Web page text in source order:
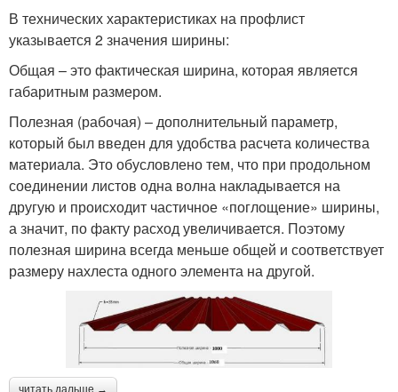
В технических характеристиках на профлист
указывается 2 значения ширины:
Общая – это фактическая ширина, которая является
габаритным размером.
Полезная (рабочая) – дополнительный параметр,
который был введен для удобства расчета количества
материала. Это обусловлено тем, что при продольном
соединении листов одна волна накладывается на
другую и происходит частичное «поглощение» ширины,
а значит, по факту расход увеличивается. Поэтому
полезная ширина всегда меньше общей и соответствует
размеру нахлеста одного элемента на другой.
читать дальше →